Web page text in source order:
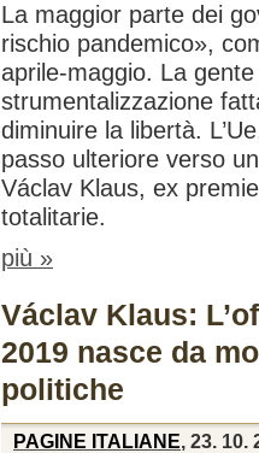
La maggior parte dei
rischio pandemico»,
aprile-maggio. La
strumentalizzazione
diminuire la libertà.
passo ulteriore verso
Václav Klaus, ex
totalitarie.
più »
Václav Klaus:
2019 nasce da
politiche
PAGINE ITALIANE, 23. 10.